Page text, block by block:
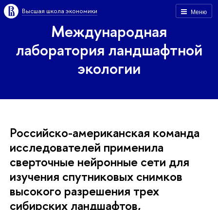
Меню
Высшая школа экономики
Международная
лаборатория ландшафтной
экологии
Российско-американская команда
исследователей применила
сверточные нейронные сети для
изучения спутниковых снимков
высокого разрешения трех
сибирских ландшафтов,